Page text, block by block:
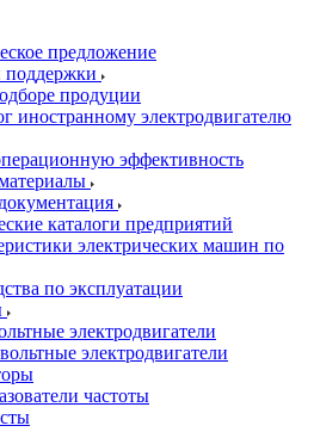
предложение
поддержки
продуции
иностранному электродвигателю
эффективность
каталоги предприятий
электрических машин по
по эксплуатации
электродвигатели
электродвигатели
частоты